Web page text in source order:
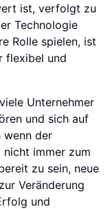
ist, verfolgt zu
Technologie
Rolle spielen, ist
flexibel und
Unternehmer
und sich auf
wenn der
nicht immer zum
zu sein, neue
Veränderung
und